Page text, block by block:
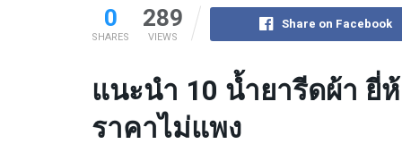
0
SHARES
289
VIEWS
Share on Facebook
แนะนำ 10 น้ำยารีดผ้า ยี่
ราคาไม่แพง